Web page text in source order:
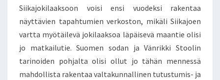
A
A
A
I
T
A
N
T
I
S
Siikajokilaaksoon voisi ensi vuodeksi rakentaa
näyttävien tapahtumien verkoston, mikäli Siikajoen
vartta myötäilevä jokilaaksoa läpäisevä maantie olisi
jo matkailutie. Suomen sodan ja Vänrikki Stoolin
tarinoiden pohjalta olisi ollut jo tähän mennessä
mahdollista rakentaa valtakunnallinen tutustumis- ja